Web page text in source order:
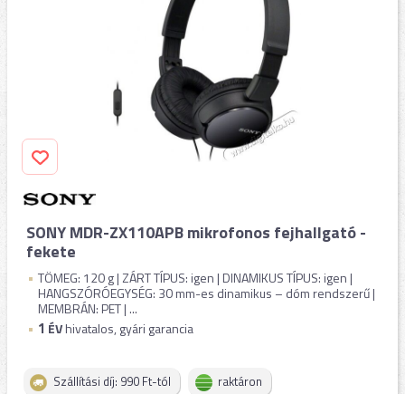
SONY MDR-ZX110APB mikrofonos fejhallgató -
fekete
TÖMEG: 120 g | ZÁRT TÍPUS: igen | DINAMIKUS TÍPUS: igen |
HANGSZÓRÓEGYSÉG: 30 mm-es dinamikus – dóm rendszerű |
MEMBRÁN: PET | ...
1 ÉVhivatalos, gyári garancia
Szállítási díj: 990 Ft-tól raktáron